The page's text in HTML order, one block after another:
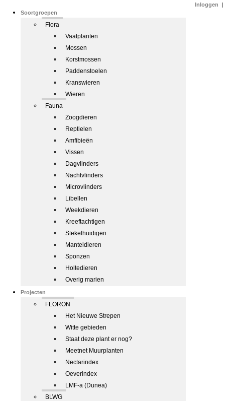
Soortgroepen
Flora
Vaatplanten
Mossen
Korstmossen
Paddenstoelen
Kranswieren
Wieren
Fauna
Zoogdieren
Reptielen
Amfibieën
Vissen
Dagvlinders
Nachtvlinders
Microvlinders
Libellen
Weekdieren
Kreeftachtigen
Stekelhuidigen
Manteldieren
Sponzen
Holtedieren
Overig marien
Projecten
FLORON
Het Nieuwe Strepen
Witte gebieden
Staat deze plant er nog?
Meetnet Muurplanten
Nectarindex
Oeverindex
LMF-a (Dunea)
BLWG
Inloggen |